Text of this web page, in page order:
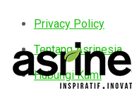
Privacy Policy
Tentang Asrinesia
Hubungi Kami